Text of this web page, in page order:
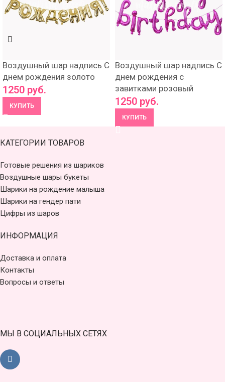
Воздушный шар надпись С
днем рождения золото
1250 руб.
КУПИТЬ
Воздушный шар надпись С
днем рождения с
завитками розовый
1250 руб.
КУПИТЬ
КАТЕГОРИИ ТОВАРОВ
Готовые решения из шариков
Воздушные шары букеты
Шарики на рождение малыша
Шарики на гендер пати
Цифры из шаров
ИНФОРМАЦИЯ
Доставка и оплата
Контакты
Вопросы и ответы
МЫ В СОЦИАЛЬНЫХ СЕТЯХ